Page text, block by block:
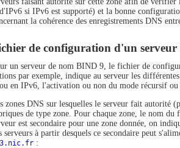
si IPv6 est supporté) et la bonne
la cohérence des enregistrements DNS
de configuration d'un
un serveur de nom BIND 9, le fichier de
par exemple, indique au serveur les
en IPv6, l'activation ou non du mode récursif
zones DNS sur lesquelles le serveur fait autorité
de type zone. Pour chaque zone, le nom du
est secondaire pour une zone donnée, on
serveurs à partir desquels ce secondaire peut
: